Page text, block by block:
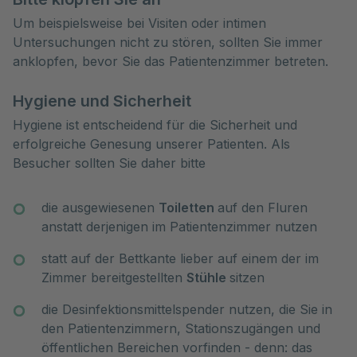
Um beispielsweise bei Visiten oder intimen
Untersuchungen nicht zu stören, sollten Sie immer
anklopfen, bevor Sie das Patientenzimmer betreten.
Hygiene und Sicherheit
Hygiene ist entscheidend für die Sicherheit und
erfolgreiche Genesung unserer Patienten. Als
Besucher sollten Sie daher bitte
die ausgewiesenen Toiletten auf den Fluren
anstatt derjenigen im Patientenzimmer nutzen
statt auf der Bettkante lieber auf einem der im
Zimmer bereitgestellten Stühle sitzen
die Desinfektionsmittelspender nutzen, die Sie in
den Patientenzimmern, Stationszugängen und
öffentlichen Bereichen vorfinden - denn: das